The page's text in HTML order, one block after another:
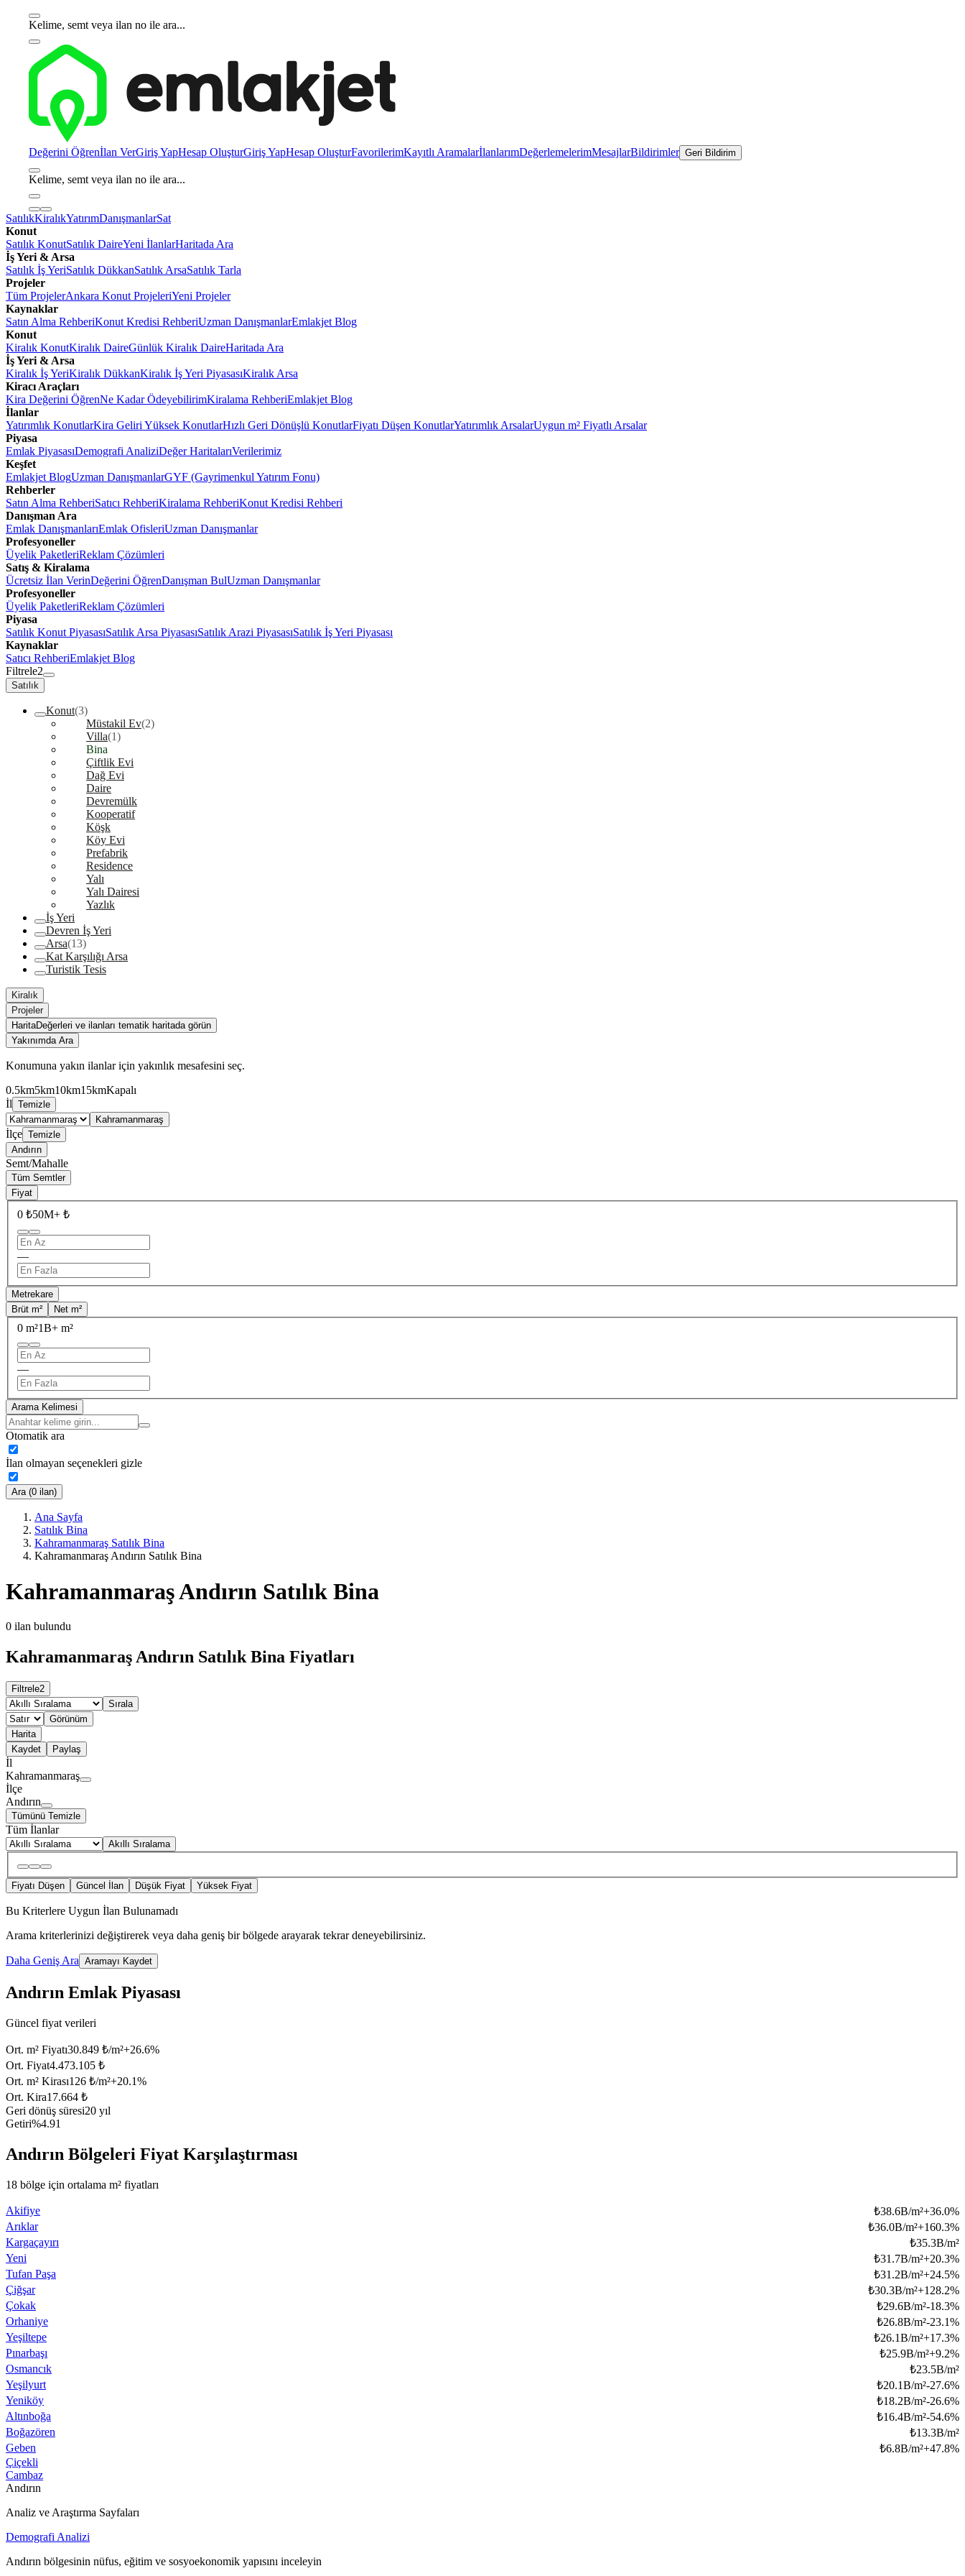
Kelime, semt veya ilan no ile ara...
Değerini Öğrenİlan VerGiriş YapHesap OluşturGiriş YapHesap OluşturFavorilerimKayıtlı AramalarİlanlarımDeğerlemelerimMesajlarBildirimler Geri Bildirim
Kelime, semt veya ilan no ile ara...
SatılıkKiralıkYatırımDanışmanlarSat
Konut
Satılık KonutSatılık DaireYeni İlanlarHaritada Ara
İş Yeri & Arsa
Satılık İş YeriSatılık DükkanSatılık ArsaSatılık Tarla
Projeler
Tüm ProjelerAnkara Konut ProjeleriYeni Projeler
Kaynaklar
Satın Alma RehberiKonut Kredisi RehberiUzman DanışmanlarEmlakjet Blog
Konut
Kiralık KonutKiralık DaireGünlük Kiralık DaireHaritada Ara
İş Yeri & Arsa
Kiralık İş YeriKiralık DükkanKiralık İş Yeri PiyasasıKiralık Arsa
Kiracı Araçları
Kira Değerini ÖğrenNe Kadar ÖdeyebilirimKiralama RehberiEmlakjet Blog
İlanlar
Yatırımlık KonutlarKira Geliri Yüksek KonutlarHızlı Geri Dönüşlü KonutlarFiyatı Düşen KonutlarYatırımlık ArsalarUygun m² Fiyatlı Arsalar
Piyasa
Emlak PiyasasıDemografi AnaliziDeğer HaritalarıVerilerimiz
Keşfet
Emlakjet BlogUzman DanışmanlarGYF (Gayrimenkul Yatırım Fonu)
Rehberler
Satın Alma RehberiSatıcı RehberiKiralama RehberiKonut Kredisi Rehberi
Danışman Ara
Emlak DanışmanlarıEmlak OfisleriUzman Danışmanlar
Profesyoneller
Üyelik PaketleriReklam Çözümleri
Satış & Kiralama
Ücretsiz İlan VerinDeğerini ÖğrenDanışman BulUzman Danışmanlar
Profesyoneller
Üyelik PaketleriReklam Çözümleri
Piyasa
Satılık Konut PiyasasıSatılık Arsa PiyasasıSatılık Arazi PiyasasıSatılık İş Yeri Piyasası
Kaynaklar
Satıcı RehberiEmlakjet Blog
Filtrele2
Satılık
Konut(3)
Müstakil Ev(2)
Villa(1)
Bina
Çiftlik Evi
Dağ Evi
Daire
Devremülk
Kooperatif
Köşk
Köy Evi
Prefabrik
Residence
Yalı
Yalı Dairesi
Yazlık
İş Yeri
Devren İş Yeri
Arsa(13)
Kat Karşılığı Arsa
Turistik Tesis
Kiralık
Projeler
HaritaDeğerleri ve ilanları tematik haritada görün
Yakınımda Ara
Konumuna yakın ilanlar için yakınlık mesafesini seç.
0.5km5km10km15kmKapalı
İl Temizle
Kahramanmaraş
İlçe Temizle
Andırın
Semt/Mahalle
Tüm Semtler
Fiyat
0 ₺50M+ ₺
—
Metrekare
Brüt m²
Net m²
0 m²1B+ m²
—
Arama Kelimesi
Otomatik ara
İlan olmayan seçenekleri gizle
Ara (0 ilan)
Ana Sayfa
Satılık Bina
Kahramanmaraş Satılık Bina
Kahramanmaraş Andırın Satılık Bina
Kahramanmaraş Andırın Satılık Bina
0 ilan bulundu
Kahramanmaraş Andırın Satılık Bina Fiyatları
Filtrele2
Sırala
Görünüm
Harita
Kaydet
Paylaş
İl
Kahramanmaraş
İlçe
Andırın
Tümünü Temizle
Tüm İlanlar
Akıllı Sıralama
Fiyatı Düşen Güncel İlan Düşük Fiyat Yüksek Fiyat
Bu Kriterlere Uygun İlan Bulunamadı
Arama kriterlerinizi değiştirerek veya daha geniş bir bölgede arayarak tekrar deneyebilirsiniz.
Daha Geniş Ara Aramayı Kaydet
Andırın Emlak Piyasası
Güncel fiyat verileri
Ort. m² Fiyatı30.849 ₺/m²+26.6%
Ort. Fiyat4.473.105 ₺
Ort. m² Kirası126 ₺/m²+20.1%
Ort. Kira17.664 ₺
Geri dönüş süresi20 yıl
Getiri%4.91
Andırın Bölgeleri Fiyat Karşılaştırması
18 bölge için ortalama m² fiyatları
Akifiye ₺38.6B/m²+36.0%
Arıklar
₺36.0B/m²+160.3%
Kargaçayırı
₺35.3B/m²
Yeni
₺31.7B/m²+20.3%
Tufan Paşa
₺31.2B/m²+24.5%
Çiğşar
₺30.3B/m²+128.2%
Çokak
₺29.6B/m²-18.3%
Orhaniye
₺26.8B/m²-23.1%
Yeşiltepe
₺26.1B/m²+17.3%
Pınarbaşı
₺25.9B/m²+9.2%
Osmancık
₺23.5B/m²
Yeşilyurt
₺20.1B/m²-27.6%
Yeniköy
₺18.2B/m²-26.6%
Altınboğa
₺16.4B/m²-54.6%
Boğazören
₺13.3B/m²
Geben
₺6.8B/m²+47.8%
Çiçekli
Cambaz
Andırın
Analiz ve Araştırma Sayfaları
Demografi Analizi
Andırın bölgesinin nüfus, eğitim ve sosyoekonomik yapısını inceleyin